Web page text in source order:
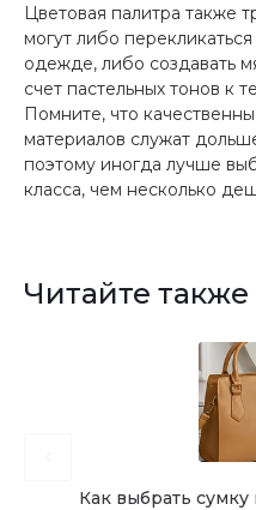
Цветовая палитра также
могут либо
одежде, либо создавать
счет пастельных тонов к
Помните, что
материалов служат
поэтому иногда лучше
класса, чем несколько
Читайте также
Как выбрать